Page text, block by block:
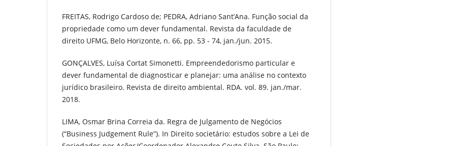
FREITAS, Rodrigo Cardoso de; PEDRA, Adriano Sant’Ana. Função social da
propriedade como um dever fundamental. Revista da faculdade de
direito UFMG, Belo Horizonte, n. 66, pp. 53 - 74, jan./jun. 2015.
GONÇALVES, Luísa Cortat Simonetti. Empreendedorismo particular e
dever fundamental de diagnosticar e planejar: uma análise no contexto
jurídico brasileiro. Revista de direito ambiental. RDA. vol. 89. jan./mar.
2018.
LIMA, Osmar Brina Correia da. Regra de Julgamento de Negócios
(“Business Judgement Rule”). In Direito societário: estudos sobre a Lei de